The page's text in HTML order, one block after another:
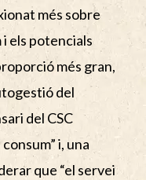
més sobre
i els potencials
més gran,
del
del CSC
i, una
que “el servei